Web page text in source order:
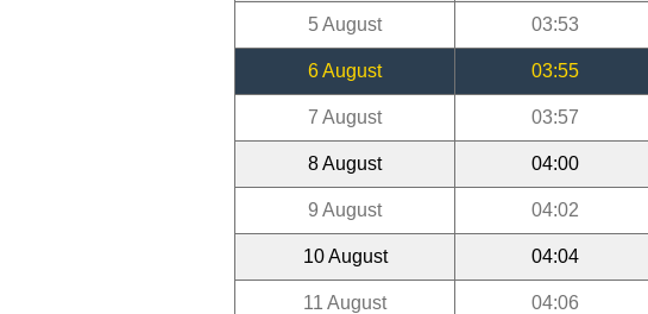
5 August 03:53
6 August 03:55
7 August 03:57
8 August 04:00
9 August 04:02
10 August 04:04
11 August 04:06